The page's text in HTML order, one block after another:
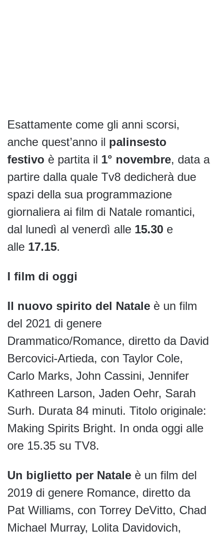
Esattamente come gli anni scorsi,
anche quest’anno il palinsesto
festivo è partita il 1° novembre, data a
partire dalla quale Tv8 dedicherà due
spazi della sua programmazione
giornaliera ai film di Natale romantici,
dal lunedì al venerdì alle 15.30 e
alle 17.15.
I film di oggi
Il nuovo spirito del Natale è un film
del 2021 di genere
Drammatico/Romance, diretto da David
Bercovici-Artieda, con Taylor Cole,
Carlo Marks, John Cassini, Jennifer
Kathreen Larson, Jaden Oehr, Sarah
Surh. Durata 84 minuti. Titolo originale:
Making Spirits Bright. In onda oggi alle
ore 15.35 su TV8.
Un biglietto per Natale è un film del
2019 di genere Romance, diretto da
Pat Williams, con Torrey DeVitto, Chad
Michael Murray, Lolita Davidovich,